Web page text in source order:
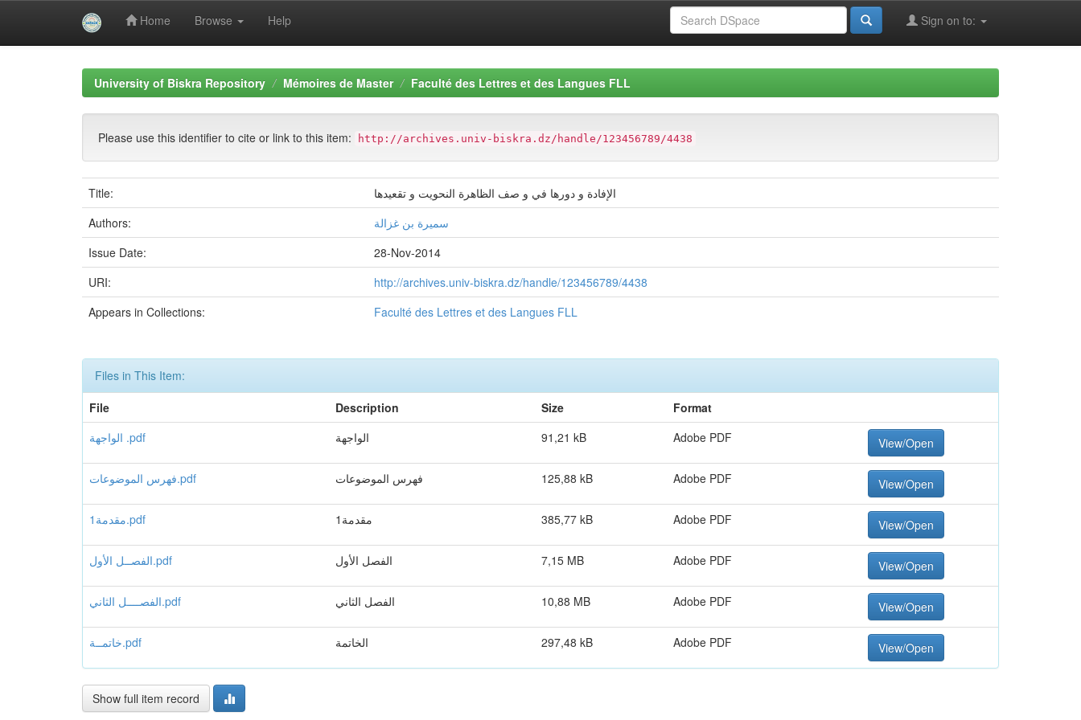
Home Browse Help Sign on to:
University of Biskra Repository Mémoires de Master Faculté des Lettres et des Langues FLL
Please use this identifier to cite or link to this item: http://archives.univ-biskra.dz/handle/123456789/4438
Title:
الإفادة و دورها في و صف الظاهرة النحويت و تقعيدها
Authors:
سميرة بن غزالة
Issue Date:
28-Nov-2014
URI:
http://archives.univ-biskra.dz/handle/123456789/4438
Appears in Collections:
Faculté des Lettres et des Langues FLL
Files in This Item:
File
Description Size
Format
الواجهة .pdf
الواجهة 91,21 kB Adobe PDF View/Open
فهرس الموضوعات.pdf فهرس الموضوعات 125,88 kB Adobe PDF View/Open
مقدمة1.pdf مقدمة1 385,77 kB Adobe PDF View/Open
الفصــل الأول.pdf الفصل الأول 7,15 MB Adobe PDF View/Open
الفصــــل الثاني.pdf الفصل الثاني 10,88 MB Adobe PDF View/Open
خاتمــة.pdf الخاتمة 297,48 kB Adobe PDF View/Open
Show full item record